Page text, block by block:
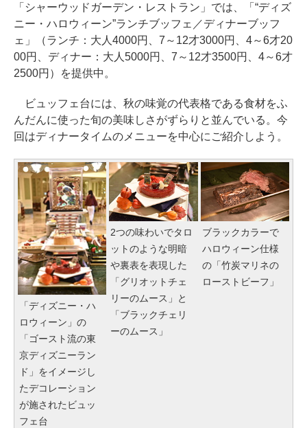
「シャーウッドガーデン・レストラン」では、「“ディズ
ニー・ハロウィーン”ランチブッフェ／ディナーブッフ
ェ」（ランチ：大人4000円、7～12才3000円、4～6才20
00円、ディナー：大人5000円、7～12才3500円、4～6才
2500円）を提供中。
ビュッフェ台には、秋の味覚の代表格である食材をふ
んだんに使った旬の美味しさがずらりと並んでいる。今
回はディナータイムのメニューを中心にご紹介しよう。
「ディズニー・ハ
ロウィーン」の
「ゴースト流の東
京ディズニーラン
ド」をイメージし
たデコレーション
が施されたビュッ
フェ台
2つの味わいでタロ
ットのような明暗
や裏表を表現した
「グリオットチェ
リーのムース」と
「ブラックチェリ
ーのムース」
ブラックカラーで
ハロウィーン仕様
の「竹炭マリネの
ローストビーフ」